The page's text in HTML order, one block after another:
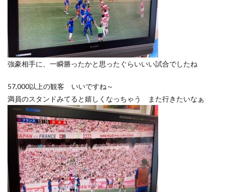
強豪相手に、一瞬勝ったかと思ったぐらいいい試合でしたね
57,000以上の観客 いいですね～
満員のスタンドみてると嬉しくなっちゃう また行きたいなぁ